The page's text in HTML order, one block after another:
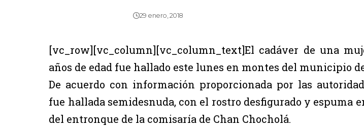
29 enero, 2018
[vc_row][vc_column][vc_column_text]El cadáver de una
años de edad fue hallado este lunes en montes del municipio
De acuerdo con información proporcionada por las
fue hallada semidesnuda, con el rostro desfigurado y espuma
del entronque de la comisaría de Chan Chocholá.